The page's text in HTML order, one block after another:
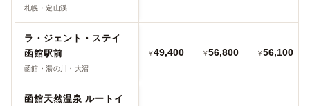
札幌・定山渓
ラ・ジェント・ステイ
函館駅前
函館・湯の川・大沼
¥49,400 ¥56,800 ¥56,100
函館天然温泉 ルートイ